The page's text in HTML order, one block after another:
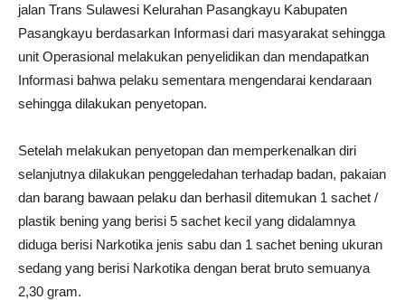
jalan Trans Sulawesi Kelurahan Pasangkayu Kabupaten
Pasangkayu berdasarkan Informasi dari masyarakat sehingga
unit Operasional melakukan penyelidikan dan mendapatkan
Informasi bahwa pelaku sementara mengendarai kendaraan
sehingga dilakukan penyetopan.
Setelah melakukan penyetopan dan memperkenalkan diri
selanjutnya dilakukan penggeledahan terhadap badan, pakaian
dan barang bawaan pelaku dan berhasil ditemukan 1 sachet /
plastik bening yang berisi 5 sachet kecil yang didalamnya
diduga berisi Narkotika jenis sabu dan 1 sachet bening ukuran
sedang yang berisi Narkotika dengan berat bruto semuanya
2,30 gram.